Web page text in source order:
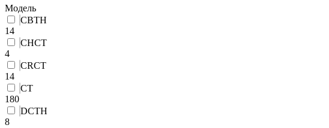
Модель
CBTH
14
CHCT
4
CRCT
14
CT
180
DCTH
8